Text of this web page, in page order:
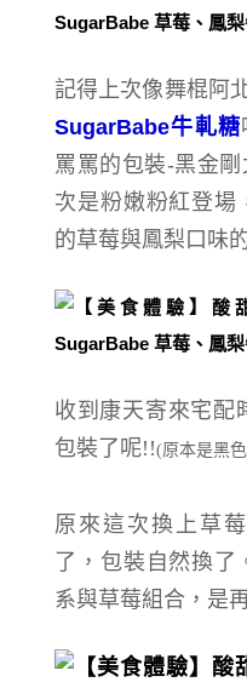
記得上次像舞棍阿
SugarBabe牛軋糖
罵罵的包裝-黑金
次是粉嫩粉紅登場
的草莓與鳳梨口味
收到康天寄來宅配
包裝了呢!!(原本是黑
原來這次換上草
了，包裝自然換
系與草莓組合，是